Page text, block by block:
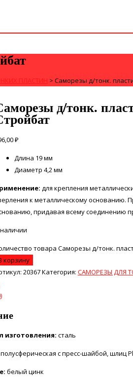
ПЛАСТИН > Саморезы д/тонк.
д/тонк.
₽
Длина 19 мм
Диаметр 4,2 мм
для крепления
к металлическому основанию.
придавая всему соединению
товара Саморезы д/тонк.
корзину
20367Категория: САМОРЕЗЫ ДЛЯ
изготовления: сталь
полусферическая с пресс-шайбой, шлиц
белый цинк